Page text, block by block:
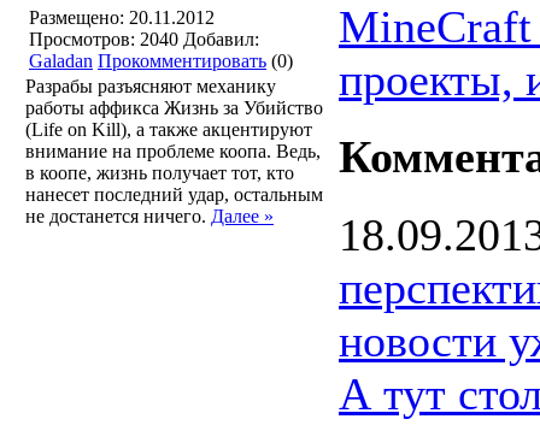
Размещено: 20.11.2012
Просмотров: 2040 Добавил:
Galadan Прокомментировать (0)
Разрабы разъясняют механику
работы аффикса Жизнь за Убийство
(Life on Kill), а также акцентируют
внимание на проблеме коопа. Ведь,
в коопе, жизнь получает тот, кто
нанесет последний удар, остальным
не достанется ничего. Далее »
MineCraft
проекты,
новости
А тут